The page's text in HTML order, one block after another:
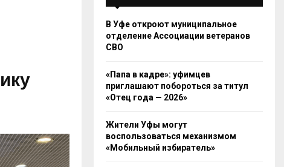
В Уфе откроют муниципальное
отделение Ассоциации ветеранов
СВО
«Папа в кадре»: уфимцев
приглашают побороться за титул
«Отец года — 2026»
Жители Уфы могут
воспользоваться механизмом
«Мобильный избиратель»